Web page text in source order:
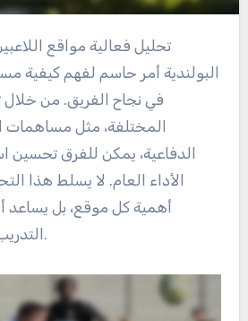
تحليل فعالية مواقع اللاعبين في مباريات الرجبي
البولندية أمر حاسم لفهم كيفية
في نجاح الفريق. من خلال
المختلفة، مثل مساهمات
الدفاعية، يمكن للفرق تحسين
الأداء العام. لا يسلط هذا
أهمية كل موقع، بل يساعد
التدريب وتعديلات التشكيلة.